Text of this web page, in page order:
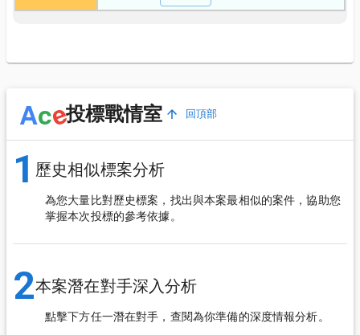
Ace投標戰情室 回頂部
1 歷史相似標案分析
為您大量比對歷史標案，找出與本案最相似的案件，協助您
掌握本次投標的參考依據。
2本案潛在對手深入分析
點擊下方任一潛在對手，查閱為你準備的深度情報分析。